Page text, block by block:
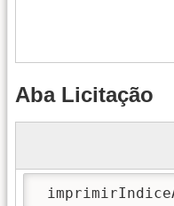
Aba Licitação